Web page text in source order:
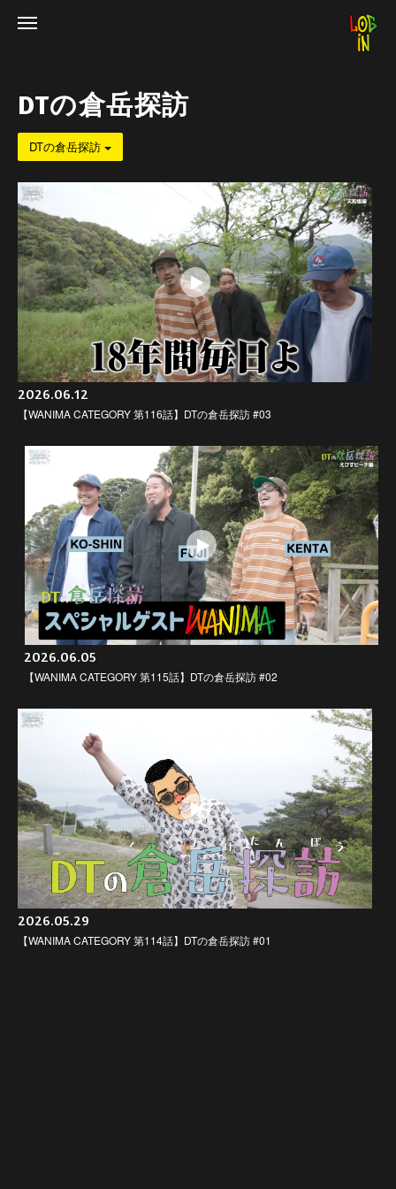
DTの倉岳探訪
DTの倉岳探訪
2026.06.12
【WANIMA CATEGORY 第116話】DTの倉岳探訪 #03
2026.06.05
【WANIMA CATEGORY 第115話】DTの倉岳探訪 #02
2026.05.29
【WANIMA CATEGORY 第114話】DTの倉岳探訪 #01